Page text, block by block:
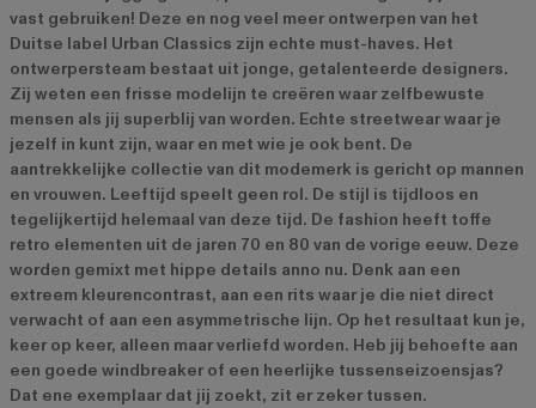
vast gebruiken! Deze en nog veel meer ontwerpen van het
Duitse label Urban Classics zijn echte must-haves. Het
ontwerpersteam bestaat uit jonge, getalenteerde designers.
Zij weten een frisse modelijn te creëren waar zelfbewuste
mensen als jij superblij van worden. Echte streetwear waar je
jezelf in kunt zijn, waar en met wie je ook bent. De
aantrekkelijke collectie van dit modemerk is gericht op mannen
en vrouwen. Leeftijd speelt geen rol. De stijl is tijdloos en
tegelijkertijd helemaal van deze tijd. De fashion heeft toffe
retro elementen uit de jaren 70 en 80 van de vorige eeuw. Deze
worden gemixt met hippe details anno nu. Denk aan een
extreem kleurencontrast, aan een rits waar je die niet direct
verwacht of aan een asymmetrische lijn. Op het resultaat kun je,
keer op keer, alleen maar verliefd worden. Heb jij behoefte aan
een goede windbreaker of een heerlijke tussenseizoensjas?
Dat ene exemplaar dat jij zoekt, zit er zeker tussen.